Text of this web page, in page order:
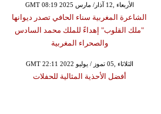
GMT 08:19 2025 الأربعاء ,12 آذار/ مارس
الشاعرة المغربية سناء الحافي تصدر ديوانها
"ملك القلوب" إهداءً للملك محمد السادس
والصحراء المغربية
GMT 22:11 2022 الثلاثاء ,05 تموز / يوليو
أفضل الأحذية المثالية للحفلات